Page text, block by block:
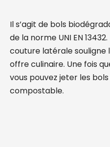
Il s’agit de bols
de la norme UNI EN
couture latérale souligne
offre culinaire. Une fois
vous pouvez jeter les
compostable.